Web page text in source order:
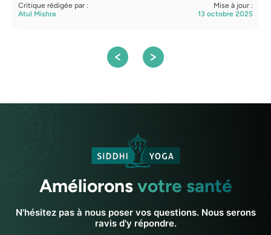
Critique rédigée par :
Atul Mishra
Mise à jour :
13 octobre 2025
Amélioronsvotre santé
N'hésitez pas à nous poser vos questions. Nous serons
ravis d'y répondre.